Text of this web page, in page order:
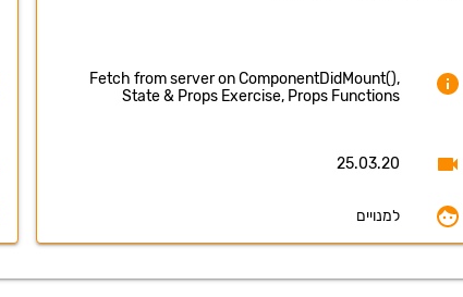
Fetch from server on ComponentDidMount(),
State & Props Exercise, Props Functions
25.03.20
למנויים